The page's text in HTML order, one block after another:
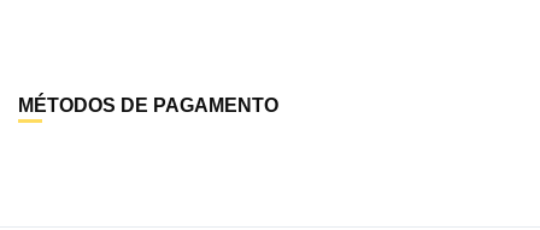
MÉTODOS DE PAGAMENTO